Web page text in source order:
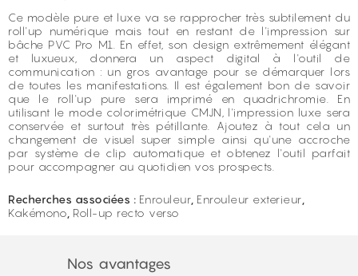
Ce modèle pure et luxe va se rapprocher très subtilement du
roll'up numérique mais tout en restant de l'impression sur
bâche PVC Pro M1. En effet, son design extrêmement élégant
et luxueux, donnera un aspect digital à l'outil de
communication : un gros avantage pour se démarquer lors
de toutes les manifestations. Il est également bon de savoir
que le roll'up pure sera imprimé en quadrichromie. En
utilisant le mode colorimétrique CMJN, l'impression luxe sera
conservée et surtout très pétillante. Ajoutez à tout cela un
changement de visuel super simple ainsi qu'une accroche
par système de clip automatique et obtenez l'outil parfait
pour accompagner au quotidien vos prospects.
Recherches associées : Enrouleur Enrouleur exterieur
Kakémono Roll-up recto verso
Nos avantages